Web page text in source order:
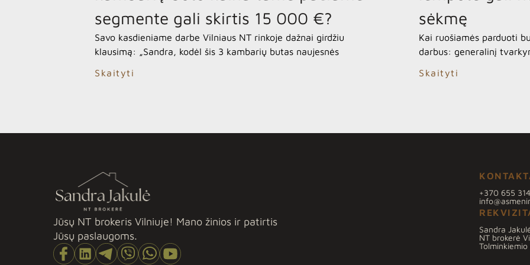
segmente gali skirtis 15 000 €?
Savo kasdieniame darbe Vilniaus NT rinkoje dažnai girdžiu
klausimą: „Sandra, kodėl šis 3 kambarių butas naujesnės
paties dydžio butas vos už kelių kilometrų?“ Žiūrint tik į skaičius
Skaityti
sėkmę
Kai ruošiamės parduoti
darbus: generalinį
kuri akimirksniu sukuria
Skaityti
Jūsų NT brokeris Vilniuje! Mano žinios ir patirtis
Jūsų paslaugoms.
+370 655
Sandra
NT brokerė